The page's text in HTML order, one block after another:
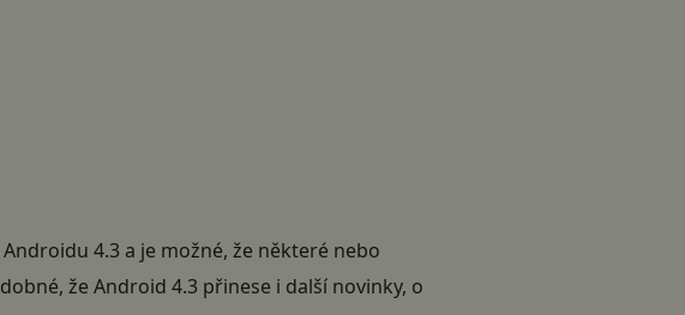
4.3 a je možné, že některé nebo
že Android 4.3 přinese i další novinky, o